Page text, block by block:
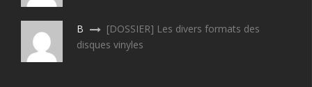
B
[DOSSIER] Les divers formats des
disques vinyles